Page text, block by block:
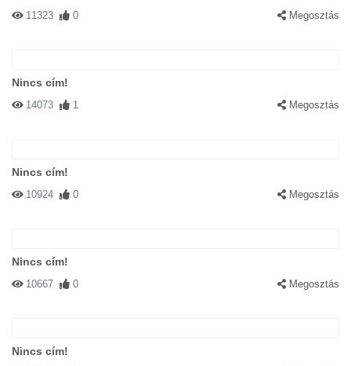
11323 0 Megosztás
Nincs cím!
14073 1 Megosztás
Nincs cím!
10924 0 Megosztás
Nincs cím!
10667 0 Megosztás
Nincs cím!